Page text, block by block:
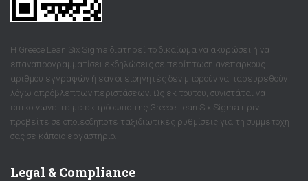
Η Greece Lean Six Sigma διατηρεί το δικαίωμα να ακυρώσει ή να
επαναπρογραμματίσει εκδηλώσεις σε περίπτωση ανεπαρκούς
αριθμού εγγραφών ή εάν οι εισηγητές δεν μπορούν να παρευρεθούν
λόγω απρόβλεπτων περιστάσεων. Ως εκ τούτου, συνιστάται να
επικοινωνείτε με εκπρόσωπο της Greece Lean Six Sigma πριν
προβείτε σε οποιεσδήποτε ταξιδιωτικές ρυθμίσεις για τη συμμετοχή
σας σε κάποιο εργαστήριο.
Legal & Compliance